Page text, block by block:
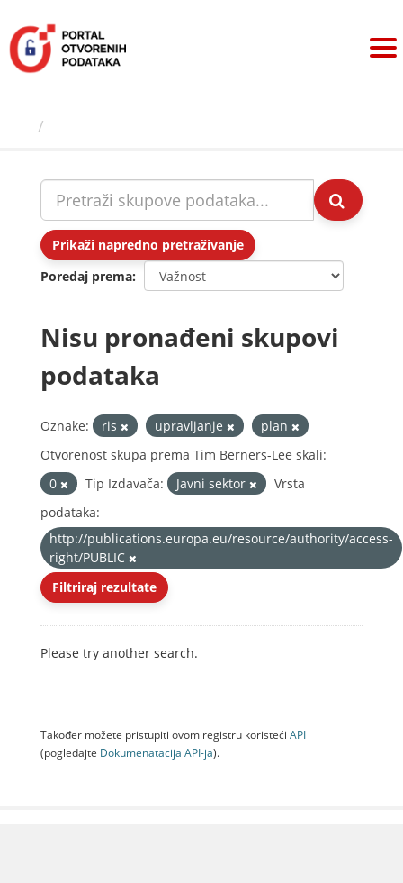
sadržaj
Prikaži napredno pretraživanje
Poredaj prema
Nisu pronađeni skupovi
podataka
Oznake: ris upravljanje
plan
Otvorenost skupa prema Tim Berners-Lee skali:
0
Tip Izdavača: Javni sektor
Vrsta
podataka:
http://publications.europa.eu/resource/authority/access-
right/PUBLIC
Filtriraj rezultate
Please try another search.
Također možete pristupiti ovom registru koristeći API
(pogledajte Dokumenаtаcijа API-jа).